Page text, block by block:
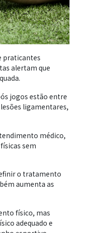
praticantes
alertam que
jogos estão entre
ligamentares,
médico,
sem
o tratamento
aumenta as
físico, mas
adequado e